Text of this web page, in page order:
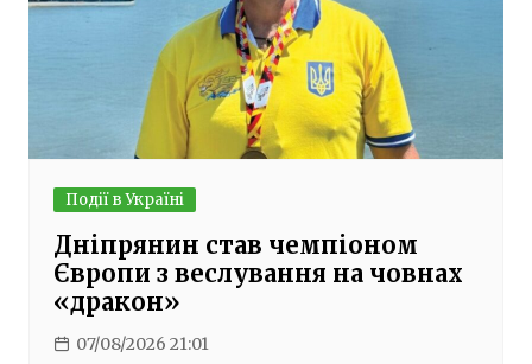
Події в Україні
Дніпрянин став чемпіоном
Європи з веслування на човнах
«дракон»
07/08/2026 21:01